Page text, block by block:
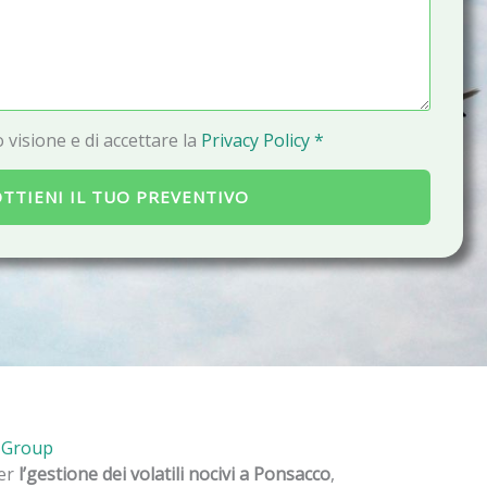
e di accettare la Privacy Policy *
IL TUO PREVENTIVO
l’gestione dei volatili nocivi a Ponsacco,